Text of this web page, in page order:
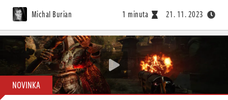
Michal Burian 1 minuta 21. 11. 2023
NOVINKA